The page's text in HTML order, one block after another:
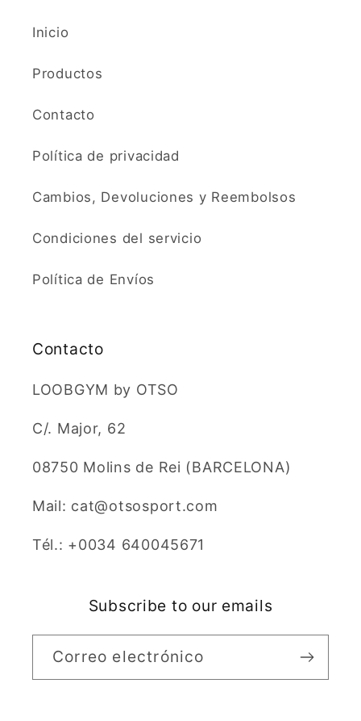
Inicio
Productos
Contacto
Política de privacidad
Cambios, Devoluciones y Reembolsos
Condiciones del servicio
Política de Envíos
Contacto
LOOBGYM by OTSO
C/. Major, 62
08750 Molins de Rei (BARCELONA)
Mail: cat@otsosport.com
Tél.: +0034 640045671
Subscribe to our emails
Correo electrónico